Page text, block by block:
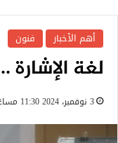
أهم الأخبار فنون
لغة الإشارة
3 نوفمبر، 2024 11:30 مساءً